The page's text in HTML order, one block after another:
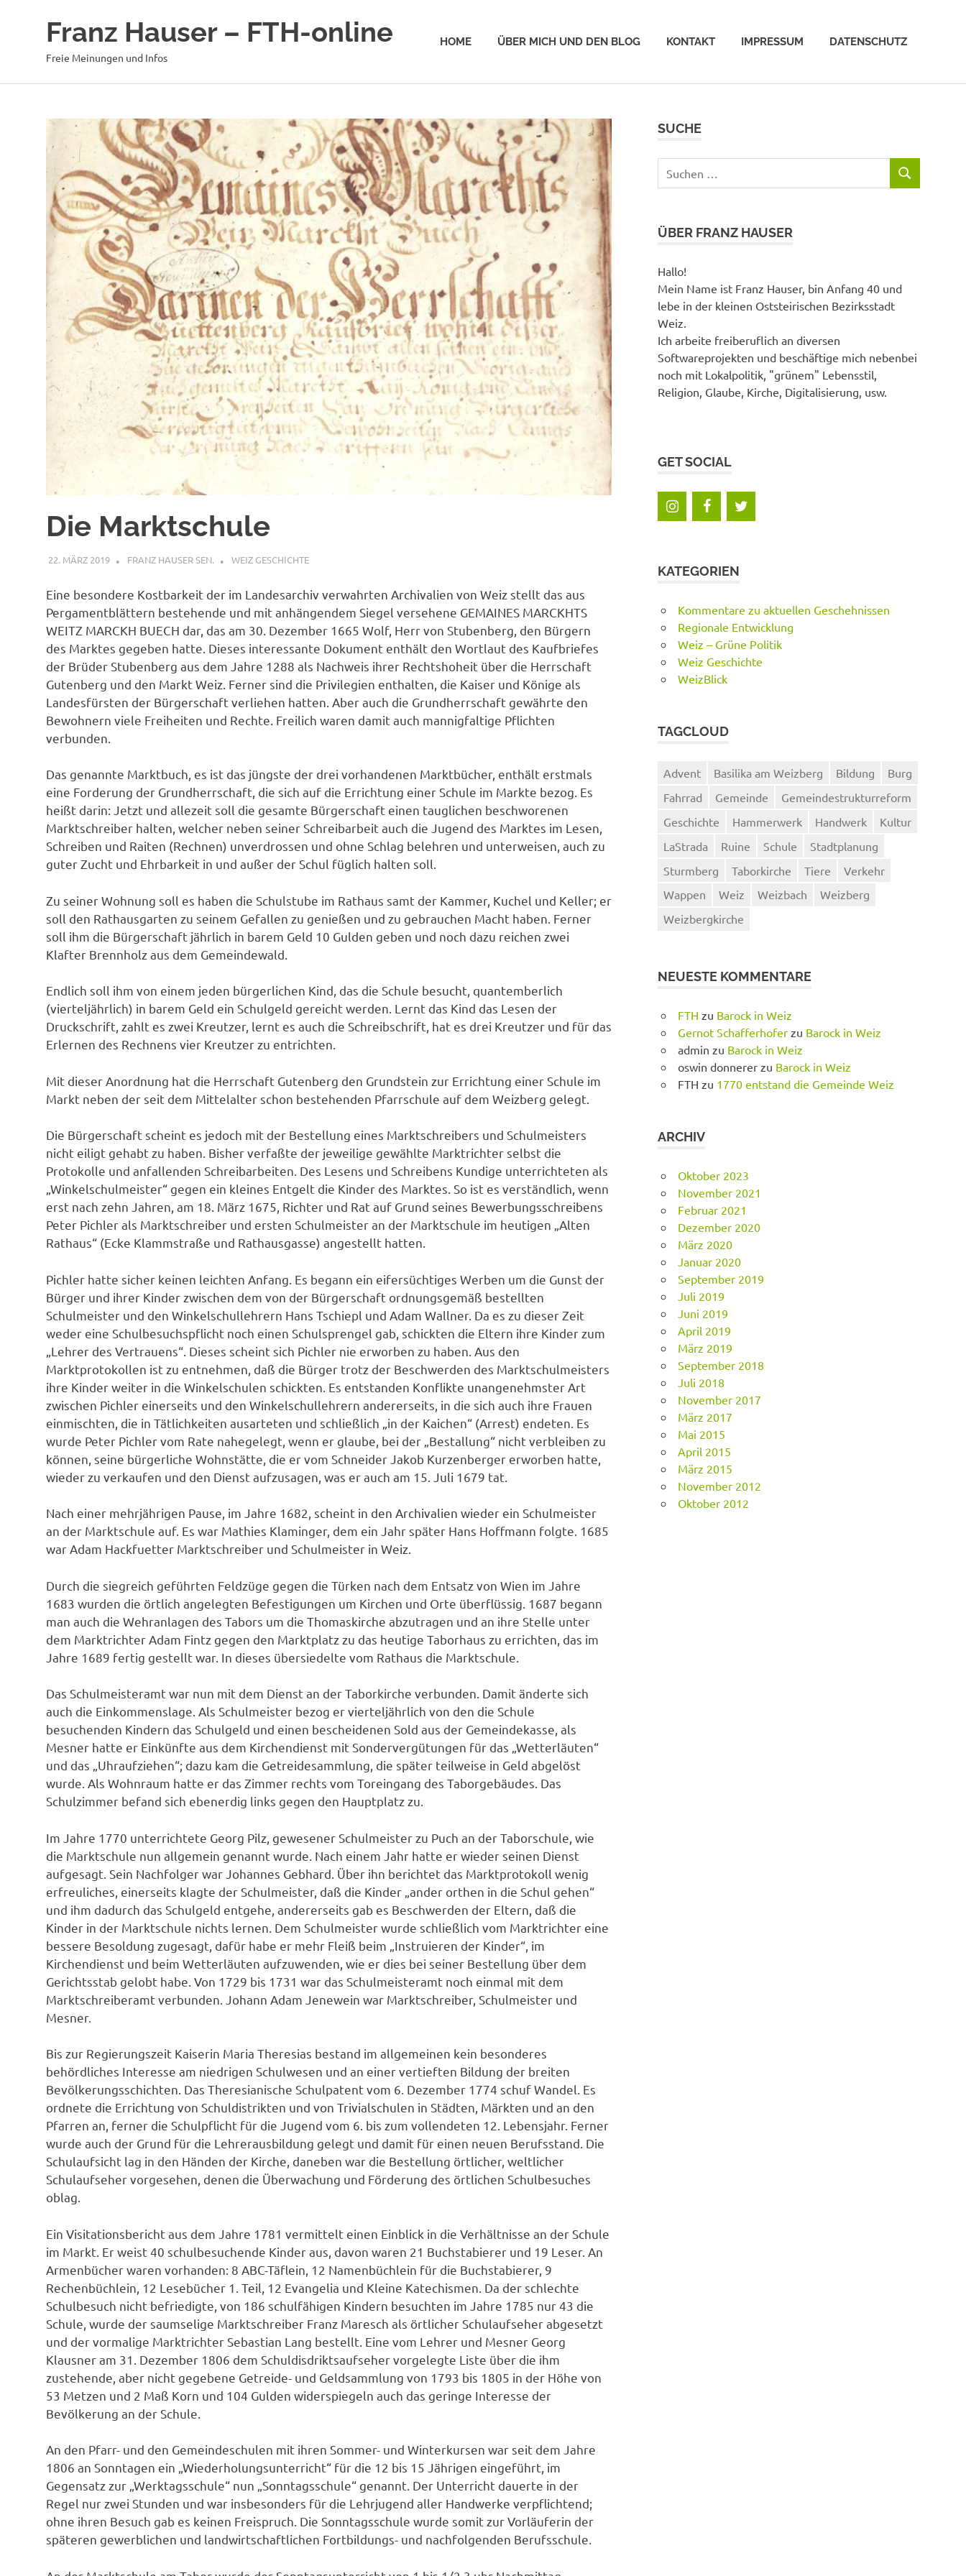
Franz Hauser – FTH-online
Freie Meinungen und Infos
HOME ÜBER MICH UND DEN BLOG KONTAKT IMPRESSUM DATENSCHUTZ
Die Marktschule
22. MÄRZ 2019 FRANZ HAUSER SEN. WEIZ GESCHICHTE
Eine besondere Kostbarkeit der im Landesarchiv verwahrten Archivalien von Weiz stellt das aus
Pergamentblättern bestehende und mit anhängendem Siegel versehene GEMAINES MARCKHTS
WEITZ MARCKH BUECH dar, das am 30. Dezember 1665 Wolf, Herr von Stubenberg, den Bürgern
des Marktes gegeben hatte. Dieses interessante Dokument enthält den Wortlaut des Kaufbriefes
der Brüder Stubenberg aus dem Jahre 1288 als Nachweis ihrer Rechtshoheit über die Herrschaft
Gutenberg und den Markt Weiz. Ferner sind die Privilegien enthalten, die Kaiser und Könige als
Landesfürsten der Bürgerschaft verliehen hatten. Aber auch die Grundherrschaft gewährte den
Bewohnern viele Freiheiten und Rechte. Freilich waren damit auch mannigfaltige Pflichten
verbunden.
Das genannte Marktbuch, es ist das jüngste der drei vorhandenen Marktbücher, enthält erstmals
eine Forderung der Grundherrschaft, die sich auf die Errichtung einer Schule im Markte bezog. Es
heißt darin: Jetzt und allezeit soll die gesamte Bürgerschaft einen tauglichen beschworenen
Marktschreiber halten, welcher neben seiner Schreibarbeit auch die Jugend des Marktes im Lesen,
Schreiben und Raiten (Rechnen) unverdrossen und ohne Schlag belehren und unterweisen, auch zu
guter Zucht und Ehrbarkeit in und außer der Schul füglich halten soll.
Zu seiner Wohnung soll es haben die Schulstube im Rathaus samt der Kammer, Kuchel und Keller; er
soll den Rathausgarten zu seinem Gefallen zu genießen und zu gebrauchen Macht haben. Ferner
soll ihm die Bürgerschaft jährlich in barem Geld 10 Gulden geben und noch dazu reichen zwei
Klafter Brennholz aus dem Gemeindewald.
Endlich soll ihm von einem jeden bürgerlichen Kind, das die Schule besucht, quantemberlich
(vierteljährlich) in barem Geld ein Schulgeld gereicht werden. Lernt das Kind das Lesen der
Druckschrift, zahlt es zwei Kreutzer, lernt es auch die Schreibschrift, hat es drei Kreutzer und für das
Erlernen des Rechnens vier Kreutzer zu entrichten.
Mit dieser Anordnung hat die Herrschaft Gutenberg den Grundstein zur Errichtung einer Schule im
Markt neben der seit dem Mittelalter schon bestehenden Pfarrschule auf dem Weizberg gelegt.
Die Bürgerschaft scheint es jedoch mit der Bestellung eines Marktschreibers und Schulmeisters
nicht eiligt gehabt zu haben. Bisher verfaßte der jeweilige gewählte Marktrichter selbst die
Protokolle und anfallenden Schreibarbeiten. Des Lesens und Schreibens Kundige unterrichteten als
„Winkelschulmeister“ gegen ein kleines Entgelt die Kinder des Marktes. So ist es verständlich, wenn
erst nach zehn Jahren, am 18. März 1675, Richter und Rat auf Grund seines Bewerbungsschreibens
Peter Pichler als Marktschreiber und ersten Schulmeister an der Marktschule im heutigen „Alten
Rathaus“ (Ecke Klammstraße und Rathausgasse) angestellt hatten.
Pichler hatte sicher keinen leichten Anfang. Es begann ein eifersüchtiges Werben um die Gunst der
Bürger und ihrer Kinder zwischen dem von der Bürgerschaft ordnungsgemäß bestellten
Schulmeister und den Winkelschullehrern Hans Tschiepl und Adam Wallner. Da es zu dieser Zeit
weder eine Schulbesuchspflicht noch einen Schulsprengel gab, schickten die Eltern ihre Kinder zum
„Lehrer des Vertrauens“. Dieses scheint sich Pichler nie erworben zu haben. Aus den
Marktprotokollen ist zu entnehmen, daß die Bürger trotz der Beschwerden des Marktschulmeisters
ihre Kinder weiter in die Winkelschulen schickten. Es entstanden Konflikte unangenehmster Art
zwischen Pichler einerseits und den Winkelschullehrern andererseits, in die sich auch ihre Frauen
einmischten, die in Tätlichkeiten ausarteten und schließlich „in der Kaichen“ (Arrest) endeten. Es
wurde Peter Pichler vom Rate nahegelegt, wenn er glaube, bei der „Bestallung“ nicht verbleiben zu
können, seine bürgerliche Wohnstätte, die er vom Schneider Jakob Kurzenberger erworben hatte,
wieder zu verkaufen und den Dienst aufzusagen, was er auch am 15. Juli 1679 tat.
Nach einer mehrjährigen Pause, im Jahre 1682, scheint in den Archivalien wieder ein Schulmeister
an der Marktschule auf. Es war Mathies Klaminger, dem ein Jahr später Hans Hoffmann folgte. 1685
war Adam Hackfuetter Marktschreiber und Schulmeister in Weiz.
Durch die siegreich geführten Feldzüge gegen die Türken nach dem Entsatz von Wien im Jahre
1683 wurden die örtlich angelegten Befestigungen um Kirchen und Orte überflüssig. 1687 begann
man auch die Wehranlagen des Tabors um die Thomaskirche abzutragen und an ihre Stelle unter
dem Marktrichter Adam Fintz gegen den Marktplatz zu das heutige Taborhaus zu errichten, das im
Jahre 1689 fertig gestellt war. In dieses übersiedelte vom Rathaus die Marktschule.
Das Schulmeisteramt war nun mit dem Dienst an der Taborkirche verbunden. Damit änderte sich
auch die Einkommenslage. Als Schulmeister bezog er vierteljährlich von den die Schule
besuchenden Kindern das Schulgeld und einen bescheidenen Sold aus der Gemeindekasse, als
Mesner hatte er Einkünfte aus dem Kirchendienst mit Sondervergütungen für das „Wetterläuten“
und das „Uhraufziehen“; dazu kam die Getreidesammlung, die später teilweise in Geld abgelöst
wurde. Als Wohnraum hatte er das Zimmer rechts vom Toreingang des Taborgebäudes. Das
Schulzimmer befand sich ebenerdig links gegen den Hauptplatz zu.
Im Jahre 1770 unterrichtete Georg Pilz, gewesener Schulmeister zu Puch an der Taborschule, wie
die Marktschule nun allgemein genannt wurde. Nach einem Jahr hatte er wieder seinen Dienst
aufgesagt. Sein Nachfolger war Johannes Gebhard. Über ihn berichtet das Marktprotokoll wenig
erfreuliches, einerseits klagte der Schulmeister, daß die Kinder „ander orthen in die Schul gehen“
und ihm dadurch das Schulgeld entgehe, andererseits gab es Beschwerden der Eltern, daß die
Kinder in der Marktschule nichts lernen. Dem Schulmeister wurde schließlich vom Marktrichter eine
bessere Besoldung zugesagt, dafür habe er mehr Fleiß beim „Instruieren der Kinder“, im
Kirchendienst und beim Wetterläuten aufzuwenden, wie er dies bei seiner Bestellung über dem
Gerichtsstab gelobt habe. Von 1729 bis 1731 war das Schulmeisteramt noch einmal mit dem
Marktschreiberamt verbunden. Johann Adam Jenewein war Marktschreiber, Schulmeister und
Mesner.
Bis zur Regierungszeit Kaiserin Maria Theresias bestand im allgemeinen kein besonderes
behördliches Interesse am niedrigen Schulwesen und an einer vertieften Bildung der breiten
Bevölkerungsschichten. Das Theresianische Schulpatent vom 6. Dezember 1774 schuf Wandel. Es
ordnete die Errichtung von Schuldistrikten und von Trivialschulen in Städten, Märkten und an den
Pfarren an, ferner die Schulpflicht für die Jugend vom 6. bis zum vollendeten 12. Lebensjahr. Ferner
wurde auch der Grund für die Lehrerausbildung gelegt und damit für einen neuen Berufsstand. Die
Schulaufsicht lag in den Händen der Kirche, daneben war die Bestellung örtlicher, weltlicher
Schulaufseher vorgesehen, denen die Überwachung und Förderung des örtlichen Schulbesuches
oblag.
Ein Visitationsbericht aus dem Jahre 1781 vermittelt einen Einblick in die Verhältnisse an der Schule
im Markt. Er weist 40 schulbesuchende Kinder aus, davon waren 21 Buchstabierer und 19 Leser. An
Armenbücher waren vorhanden: 8 ABC-Täflein, 12 Namenbüchlein für die Buchstabierer, 9
Rechenbüchlein, 12 Lesebücher 1. Teil, 12 Evangelia und Kleine Katechismen. Da der schlechte
Schulbesuch nicht befriedigte, von 186 schulfähigen Kindern besuchten im Jahre 1785 nur 43 die
Schule, wurde der saumselige Marktschreiber Franz Maresch als örtlicher Schulaufseher abgesetzt
und der vormalige Marktrichter Sebastian Lang bestellt. Eine vom Lehrer und Mesner Georg
Klausner am 31. Dezember 1806 dem Schuldisdriktsaufseher vorgelegte Liste über die ihm
zustehende, aber nicht gegebene Getreide- und Geldsammlung von 1793 bis 1805 in der Höhe von
53 Metzen und 2 Maß Korn und 104 Gulden widerspiegeln auch das geringe Interesse der
Bevölkerung an der Schule.
An den Pfarr- und den Gemeindeschulen mit ihren Sommer- und Winterkursen war seit dem Jahre
1806 an Sonntagen ein „Wiederholungsunterricht“ für die 12 bis 15 Jährigen eingeführt, im
Gegensatz zur „Werktagsschule“ nun „Sonntagsschule“ genannt. Der Unterricht dauerte in der
Regel nur zwei Stunden und war insbesonders für die Lehrjugend aller Handwerke verpflichtend;
ohne ihren Besuch gab es keinen Freispruch. Die Sonntagsschule wurde somit zur Vorläuferin der
späteren gewerblichen und landwirtschaftlichen Fortbildungs- und nachfolgenden Berufsschule.
SUCHE
nach:
SUCHEN
ÜBER FRANZ HAUSER
Hallo!
Mein Name ist Franz Hauser, bin Anfang 40 und
lebe in der kleinen Oststeirischen Bezirksstadt
Weiz.
Ich arbeite freiberuflich an diversen
Softwareprojekten und beschäftige mich nebenbei
noch mit Lokalpolitik, "grünem" Lebensstil,
Religion, Glaube, Kirche, Digitalisierung, usw.
GET SOCIAL
KATEGORIEN
Kommentare zu aktuellen Geschehnissen
Regionale Entwicklung
Weiz – Grüne Politik
Weiz Geschichte
WeizBlick
TAGCLOUD
Advent Basilika am Weizberg Bildung
Burg
Fahrrad
Gemeinde
Gemeindestrukturreform
Geschichte
Hammerwerk Handwerk
Kultur
LaStrada
Ruine Schule
Stadtplanung
Sturmberg
Taborkirche Tiere
Verkehr
Wappen
Weiz Weizbach
Weizberg
Weizbergkirche
NEUESTE KOMMENTARE
FTH zu Barock in Weiz
Gernot Schafferhofer zu Barock in Weiz
admin zu Barock in Weiz
oswin donnerer zu Barock in Weiz
FTH zu 1770 entstand die Gemeinde Weiz
ARCHIV
Oktober 2023
November 2021
Februar 2021
Dezember 2020
März 2020
Januar 2020
September 2019
Juli 2019
Juni 2019
April 2019
März 2019
September 2018
Juli 2018
November 2017
März 2017
Mai 2015
April 2015
März 2015
November 2012
Oktober 2012